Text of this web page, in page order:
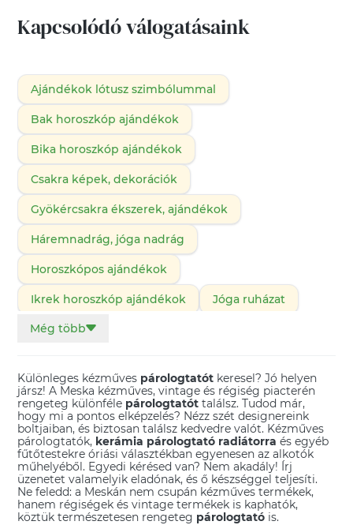
Kapcsolódó válogatásaink
Ajándékok lótusz szimbólummal
Bak horoszkóp ajándékok
Bika horoszkóp ajándékok
Csakra képek, dekorációk
Gyökércsakra ékszerek, ajándékok
Háremnadrág, jóga nadrág
Horoszkópos ajándékok
Ikrek horoszkóp ajándékok Jóga ruházat
Jógás ajándékok
Mérleg horoszkóp ajándékok
Oroszlán horoszkóp ajándékok
Rák horoszkóp ajándékok
Skorpió horoszkóp ajándékok
Szakrális csakra ékszerek, ajándékok
Még több
Különleges kézműves párologtatót keresel? Jó helyen
jársz! A Meska kézműves, vintage és régiség piacterén
rengeteg különféle párologtatóttalálsz. Tudod már,
hogy mi a pontos elképzelés? Nézz szét designereink
boltjaiban, és biztosan találsz kedvedre valót. Kézműves
párologtatók, kerámia párologtató radiátorra és egyéb
fűtőtestekre óriási választékban egyenesen az alkotók
műhelyéből. Egyedi kérésed van? Nem akadály! Írj
üzenetet valamelyik eladónak, és ő készséggel teljesíti.
Ne feledd: a Meskán nem csupán kézműves termékek,
hanem régiségek és vintage termékek is kaphatók,
köztük természetesen rengeteg párologtató is.